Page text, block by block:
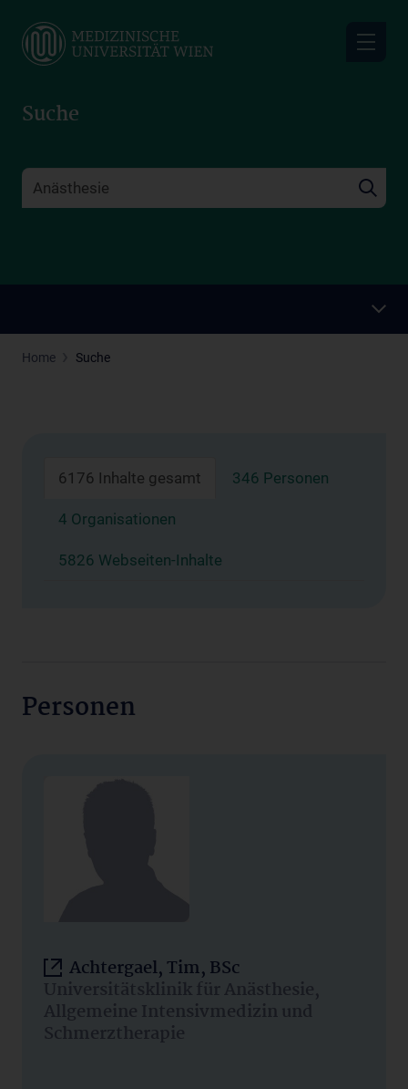
main
Suche
Home Suche
6176 Inhalte gesamt 346 Personen
4 Organisationen
5826 Webseiten-Inhalte
Personen
Achtergael, Tim, BSc
Universitätsklinik für Anästhesie,
Allgemeine Intensivmedizin und
Schmerztherapie